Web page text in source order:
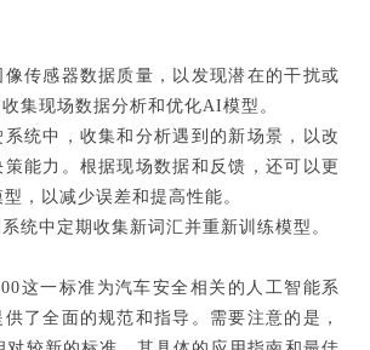
传感器数据质量，以发现潜在的干扰或
集现场数据分析和优化AI模型。
统中，收集和分析遇到的新场景，以改
能力。根据现场数据和反馈，还可以更
，以减少误差和提高性能。
统中定期收集新词汇并重新训练模型。
这一标准为汽车安全相关的人工智能系
了全面的规范和指导。需要注意的是，